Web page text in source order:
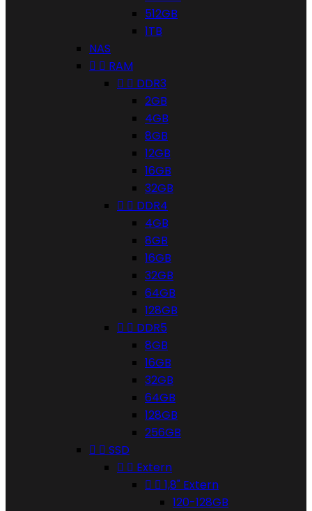
512GB
1TB
NAS
  RAM
  DDR3
2GB
4GB
8GB
12GB
16GB
32GB
  DDR4
4GB
8GB
16GB
32GB
64GB
128GB
  DDR5
8GB
16GB
32GB
64GB
128GB
256GB
  SSD
  Extern
  1,8" Extern
120-128GB